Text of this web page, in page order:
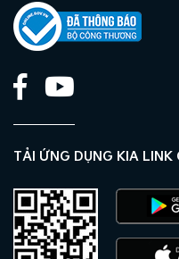
TẢI ỨNG DỤNG KIA LINK